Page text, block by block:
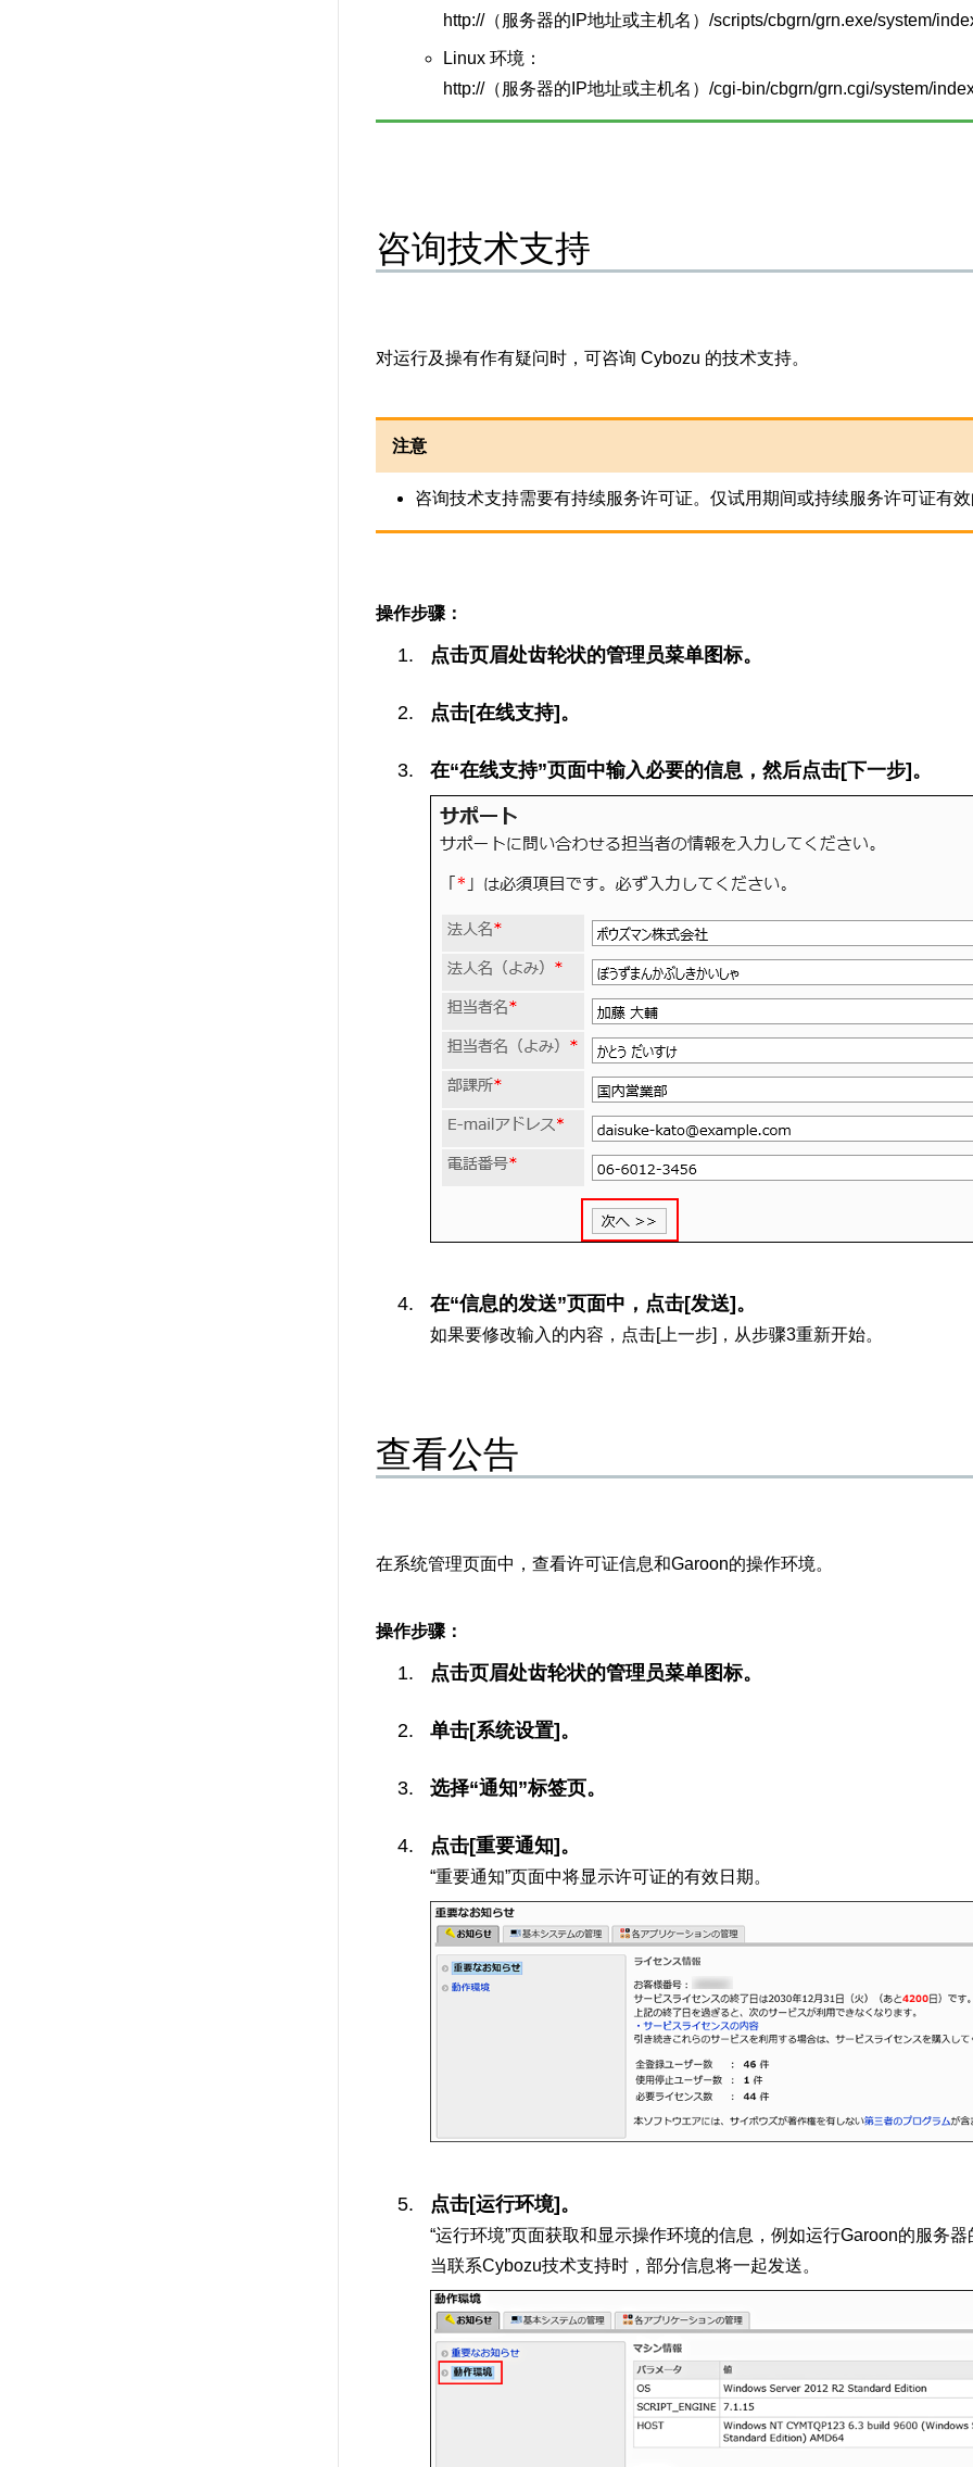
http://（服务器的IP地址或主机名）/scripts/cbgrn/grn.exe/system/
Linux 环境：
http://（服务器的IP地址或主机名）/cgi-bin/cbgrn/grn.cgi/system/
咨询技术支持
对运行及操有作有疑问时，可咨询 Cybozu 的技术支持。
注意
咨询技术支持需要有持续服务许可证。仅试用期间或持续服务许可证有
操作步骤：
点击页眉处齿轮状的管理员菜单图标。
点击[在线支持]。
在“在线支持”页面中输入必要的信息，然后点击[下一步]。
在“信息的发送”页面中，点击[发送]。
如果要修改输入的内容，点击[上一步]，从步骤3重新开始。
查看公告
在系统管理页面中，查看许可证信息和Garoon的操作环境。
操作步骤：
点击页眉处齿轮状的管理员菜单图标。
单击[系统设置]。
选择“通知”标签页。
点击[重要通知]。
“重要通知”页面中将显示许可证的有效日期。
点击[运行环境]。
“运行环境”页面获取和显示操作环境的信息，例如运行Garoon的服务
当联系Cybozu技术支持时，部分信息将一起发送。